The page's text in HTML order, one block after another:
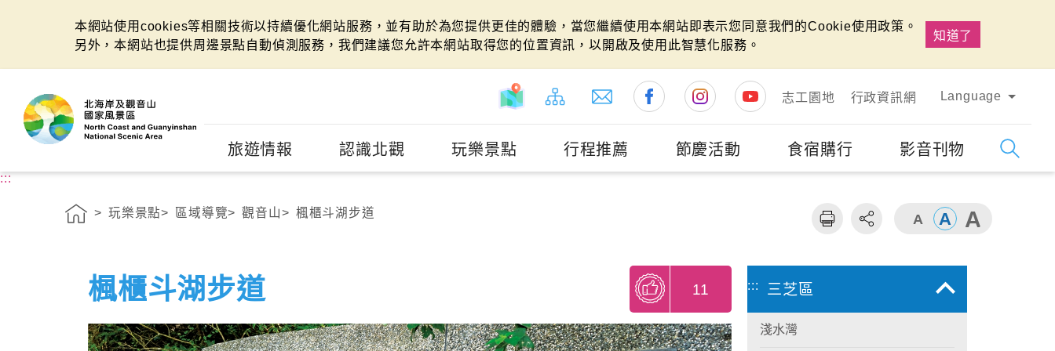
本網站使用cookies等相關技術以持續優化網站服務，並有助於為您提供更佳的體驗，當您繼續使用本網站即表示您同意我們的Cookie使用政策。
另外，本網站也提供周邊景點自動偵測服務，我們建議您允許本網站取得您的位置資訊，以開啟及使用此智慧化服務。
知道了
志工園地
行政資訊網 Language
旅遊情報 認識北觀 玩樂景點 行程推薦 節慶活動 食宿購行 影音刊物
:::
玩樂景點 區域導覽 觀音山 楓櫃斗湖步道
楓櫃斗湖步道 11 ::: 三芝區
淺水灣